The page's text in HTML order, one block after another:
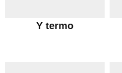
Y termo